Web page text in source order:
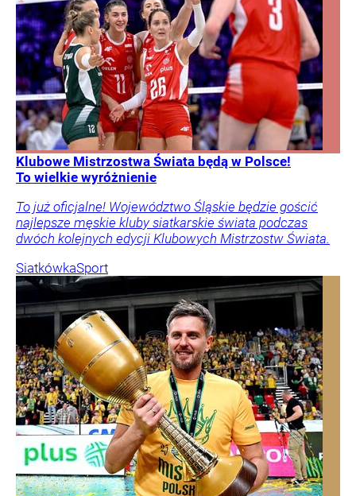
Klubowe Mistrzostwa Świata będą w Polsce!
To wielkie wyróżnienie
To już oficjalne! Województwo Śląskie będzie gościć
najlepsze męskie kluby siatkarskie świata podczas
dwóch kolejnych edycji Klubowych Mistrzostw Świata.
SiatkówkaSport